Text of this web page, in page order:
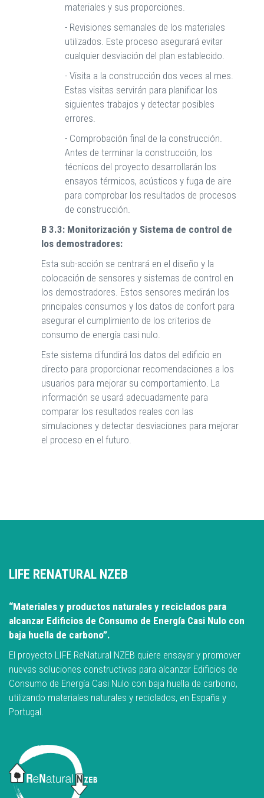
materiales y sus proporciones.
- Revisiones semanales de los materiales
utilizados. Este proceso asegurará evitar
cualquier desviación del plan establecido.
- Visita a la construcción dos veces al mes.
Estas visitas servirán para planificar los
siguientes trabajos y detectar posibles
errores.
- Comprobación final de la construcción.
Antes de terminar la construcción, los
técnicos del proyecto desarrollarán los
ensayos térmicos, acústicos y fuga de aire
para comprobar los resultados de procesos
de construcción.
B 3.3: Monitorización y Sistema de control de
los demostradores:
Esta sub-acción se centrará en el diseño y la
colocación de sensores y sistemas de control en
los demostradores. Estos sensores medirán los
principales consumos y los datos de confort para
asegurar el cumplimiento de los criterios de
consumo de energía casi nulo.
Este sistema difundirá los datos del edificio en
directo para proporcionar recomendaciones a los
usuarios para mejorar su comportamiento. La
información se usará adecuadamente para
comparar los resultados reales con las
simulaciones y detectar desviaciones para mejorar
el proceso en el futuro.
LIFE RENATURAL NZEB
“Materiales y productos naturales y reciclados para
alcanzar Edificios de Consumo de Energía Casi Nulo con
baja huella de carbono”.
El proyecto LIFE ReNatural NZEB quiere ensayar y promover
nuevas soluciones constructivas para alcanzar Edificios de
Consumo de Energía Casi Nulo con baja huella de carbono,
utilizando materiales naturales y reciclados, en España y
Portugal.